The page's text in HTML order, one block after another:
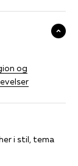
og
i stil, tema